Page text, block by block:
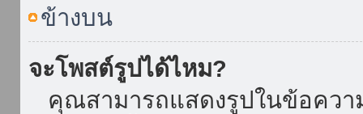
ข้างบน
จะโพสต์รูปได้ไหม?
คุณสามารถแสดงรูปในข้อคว